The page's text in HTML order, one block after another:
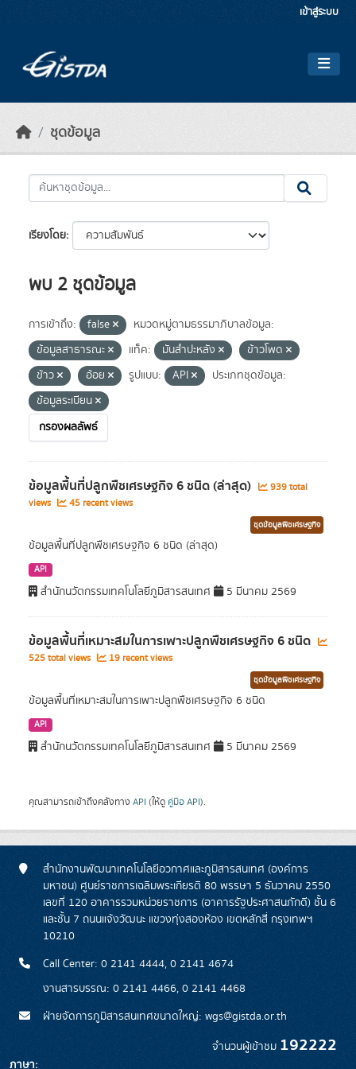
เข้าสู่ระบบ
ชุดข้อมูล
เรียงโดย
พบ 2 ชุดข้อมูล
การเข้าถึง: false
หมวดหมู่ตามธรรมาภิบาลข้อมูล:
ข้อมูลสาธารณะ
แท็ค: มันสำปะหลัง
ข้าวโพด
ข้าว
อ้อย รูปแบบ: API
ประเภทชุดข้อมูล:
ข้อมูลระเบียน
กรองผลลัพธ์
ข้อมูลพื้นที่ปลูกพืชเศรษฐกิจ 6 ชนิด (ล่าสุด)
939 total
views
45 recent views
ชุดข้อมูลพืชเศรษฐกิจ
ข้อมูลพื้นที่ปลูกพืชเศรษฐกิจ 6 ชนิด (ล่าสุด)
API
สำนักนวัตกรรมเทคโนโลยีภูมิสารสนเทศ 5 มีนาคม 2569
ข้อมูลพื้นที่เหมาะสมในการเพาะปลูกพืชเศรษฐกิจ 6 ชนิด
525 total views 19 recent views
ชุดข้อมูลพืชเศรษฐกิจ
ข้อมูลพื้นที่เหมาะสมในการเพาะปลูกพืชเศรษฐกิจ 6 ชนิด
API
สำนักนวัตกรรมเทคโนโลยีภูมิสารสนเทศ 5 มีนาคม 2569
คุณสามารถเข้าถึงคลังทาง API (ให้ดู คู่มือ API).
สำนักงานพัฒนาเทคโนโลยีอวกาศและภูมิสารสนเทศ (องค์การ
มหาชน) ศูนย์ราชการเฉลิมพระเกียรติ 80 พรรษา 5 ธันวาคม 2550
เลขที่ 120 อาคารรวมหน่วยราชการ (อาคารรัฐประศาสนภักดี) ชั้น 6
และชั้น 7 ถนนแจ้งวัฒนะ แขวงทุ่งสองห้อง เขตหลักสี่ กรุงเทพฯ
10210
Call Center: 0 2141 4444, 0 2141 4674
งานสารบรรณ: 0 2141 4466, 0 2141 4468
ฝ่ายจัดการภูมิสารสนเทศขนาดใหญ่: wgs@gistda.or.th
จำนวนผู้เข้าชม 192222
ภาษา